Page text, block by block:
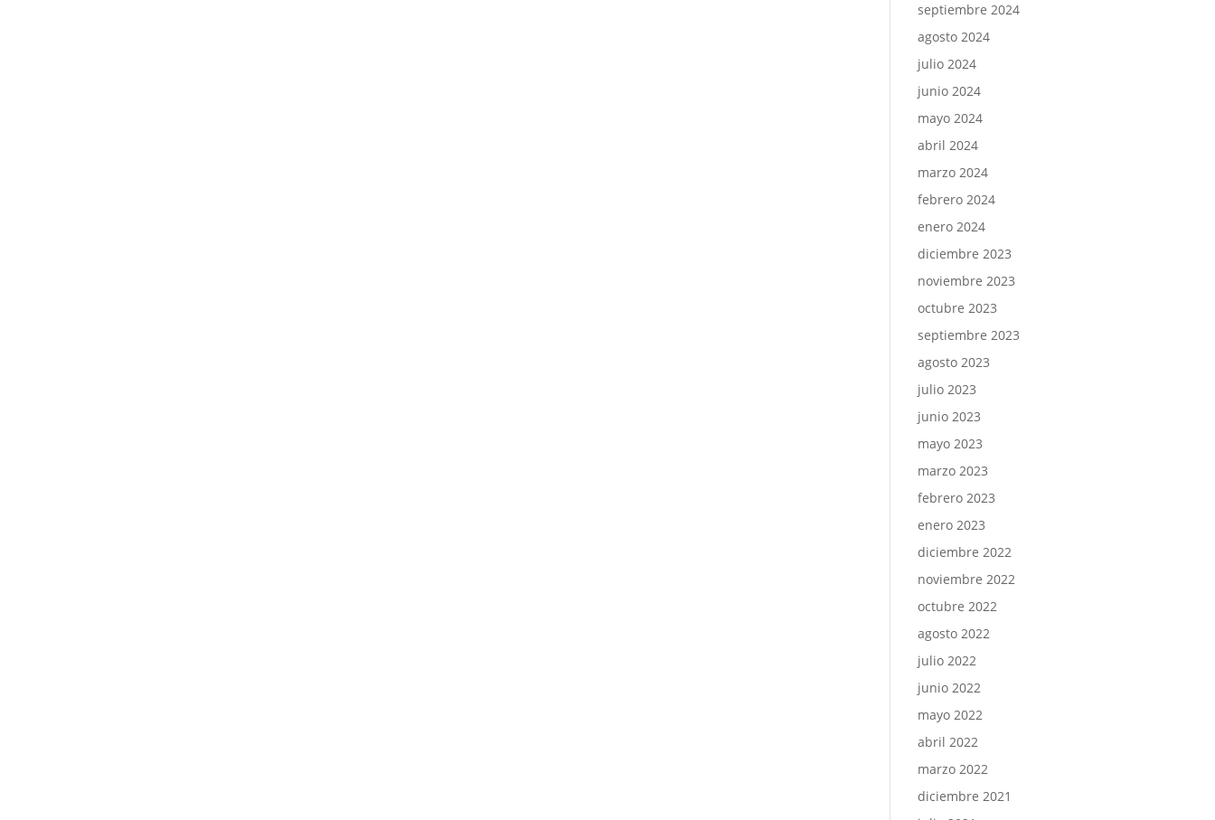
septiembre 2024
agosto 2024
julio 2024
junio 2024
mayo 2024
abril 2024
marzo 2024
febrero 2024
enero 2024
diciembre 2023
noviembre 2023
octubre 2023
septiembre 2023
agosto 2023
julio 2023
junio 2023
mayo 2023
marzo 2023
febrero 2023
enero 2023
diciembre 2022
noviembre 2022
octubre 2022
agosto 2022
julio 2022
junio 2022
mayo 2022
abril 2022
marzo 2022
diciembre 2021